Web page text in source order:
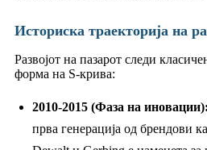
Историска траекторија на
Развојот на пазарот следи
форма на S-крива:
2010-2015 (Фаза на иновации):
прва генерација од брендови